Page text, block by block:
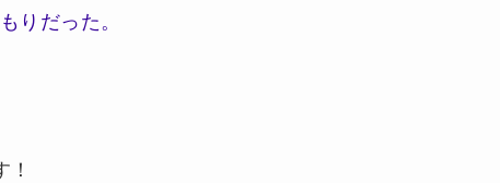
りだった。